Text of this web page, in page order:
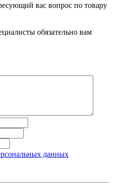
вас вопрос по товару
обязательно вам
данных